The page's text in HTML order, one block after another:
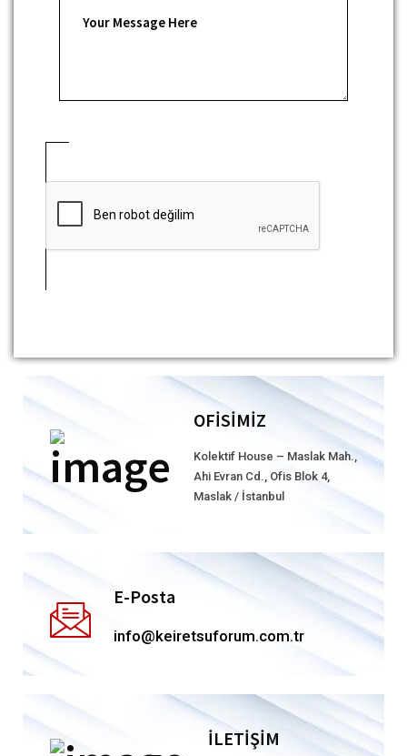
OFİSİMİZ
Kolektif House – Maslak Mah.,
Ahi Evran Cd., Ofis Blok 4,
Maslak / İstanbul
E-Posta
info@keiretsuforum.com.tr
İLETİŞİM